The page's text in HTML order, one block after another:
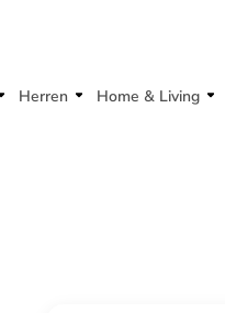
Herren Home & Living